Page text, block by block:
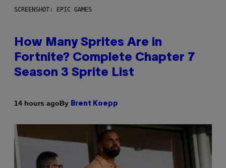
SCREENSHOT: EPIC GAMES
How Many Sprites Are in
Fortnite? Complete Chapter 7
Season 3 Sprite List
14 hours agoBy Brent Koepp